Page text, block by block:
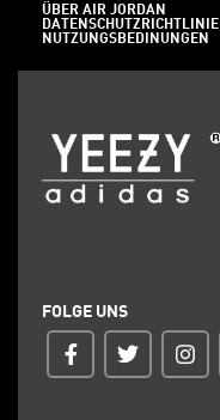
ÜBER AIR JORDAN
DATENSCHUTZRICHTLINIE
NUTZUNGSBEDINUNGEN
FOLGE UNS